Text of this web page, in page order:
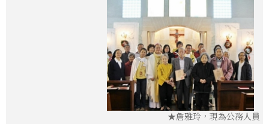
★詹雅玲，現為公務人員